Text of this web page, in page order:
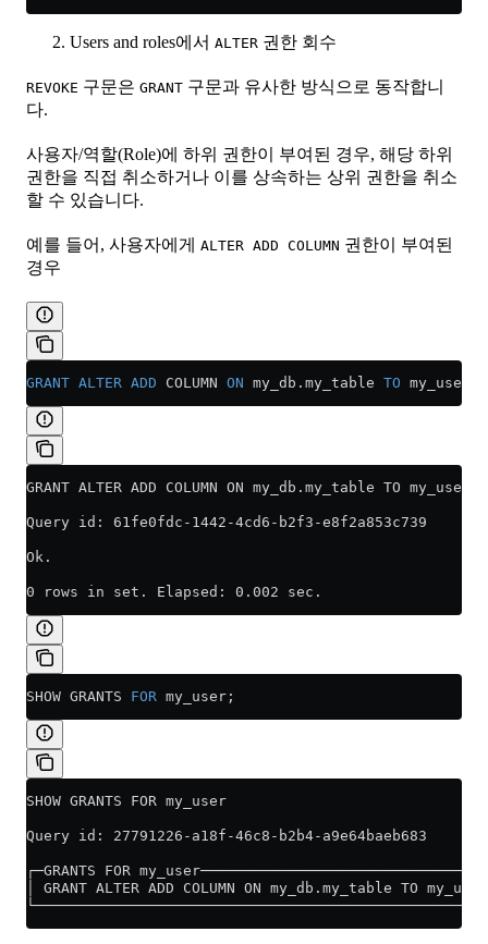
Users and roles에서 ALTER 권한 회수
REVOKE 구문은 GRANT 구문과 유사한 방식으로 동작합니
다.
사용자/역할(Role)에 하위 권한이 부여된 경우, 해당 하위
권한을 직접 취소하거나 이를 상속하는 상위 권한을 취소
할 수 있습니다.
예를 들어, 사용자에게 ALTER ADD COLUMN 권한이 부여된
경우
GRANT ALTER ADD COLUMN ON my_db . my_table TO my_user;
GRANT ALTER ADD COLUMN ON my_db.my_table TO my_user
Query id: 61fe0fdc-1442-4cd6-b2f3-e8f2a853c739
Ok.
0 rows in set. Elapsed: 0.002 sec.
SHOW GRANTS FOR my_user;
SHOW GRANTS FOR my_user
Query id: 27791226-a18f-46c8-b2b4-a9e64baeb683
┌─GRANTS FOR
│ GRANT ALTER ADD COLUMN ON my_db.my_table TO